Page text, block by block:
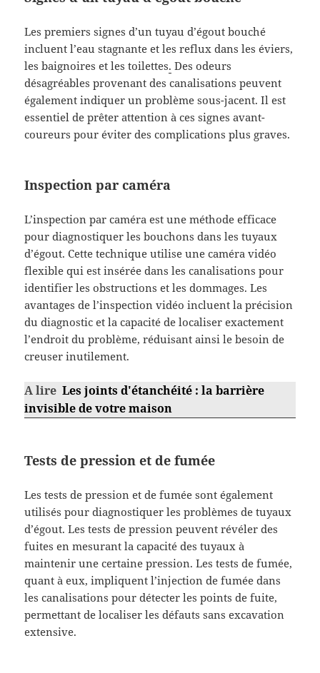
Les premiers signes d’un tuyau d’égout bouché
incluent l’eau stagnante et les reflux dans les éviers,
les baignoires et les toilettes. Des odeurs
désagréables provenant des canalisations peuvent
également indiquer un problème sous-jacent. Il est
essentiel de prêter attention à ces signes avant-
coureurs pour éviter des complications plus graves.
Inspection par caméra
L’inspection par caméra est une méthode efficace
pour diagnostiquer les bouchons dans les tuyaux
d’égout. Cette technique utilise une caméra vidéo
flexible qui est insérée dans les canalisations pour
identifier les obstructions et les dommages. Les
avantages de l’inspection vidéo incluent la précision
du diagnostic et la capacité de localiser exactement
l’endroit du problème, réduisant ainsi le besoin de
creuser inutilement.
A lire Les joints d'étanchéité : la barrière
invisible de votre maison
Tests de pression et de fumée
Les tests de pression et de fumée sont également
utilisés pour diagnostiquer les problèmes de tuyaux
d’égout. Les tests de pression peuvent révéler des
fuites en mesurant la capacité des tuyaux à
maintenir une certaine pression. Les tests de fumée,
quant à eux, impliquent l’injection de fumée dans
les canalisations pour détecter les points de fuite,
permettant de localiser les défauts sans excavation
extensive.